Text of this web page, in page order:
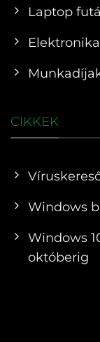
Laptop
CIKKEK
Windows
Windows
októberig